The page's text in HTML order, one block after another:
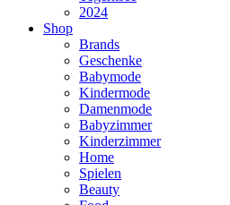
2024
Shop
Brands
Geschenke
Babymode
Kindermode
Damenmode
Babyzimmer
Kinderzimmer
Home
Spielen
Beauty